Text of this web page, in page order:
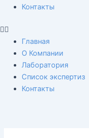
Контакты
Главная
О Компании
Лаборатория
Список экспертиз
Контакты